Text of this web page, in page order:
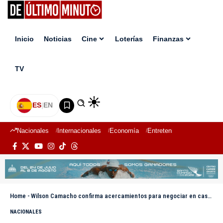
Inicio Noticias Cine Loterías Finanzas
TV
ES|EN
Nacionales Internacionales Economía Entretenimiento
Home - Wilson Camacho confirma acercamientos para negociar en caso Senasa 2.0 y anuncia segunda fase
NACIONALES